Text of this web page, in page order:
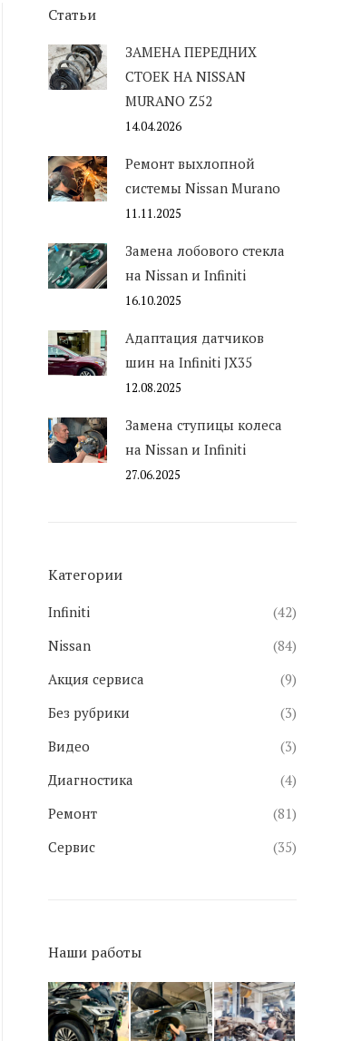
Статьи
ЗАМЕНА ПЕРЕДНИХ
СТОЕК НА NISSAN
MURANO Z52
14.04.2026
Ремонт выхлопной
системы Nissan Murano
11.11.2025
Замена лобового стекла
на Nissan и Infiniti
16.10.2025
Адаптация датчиков
шин на Infiniti JX35
12.08.2025
Замена ступицы колеса
на Nissan и Infiniti
27.06.2025
Категории
Infiniti
(42)
Nissan
(84)
Акция сервиса
(9)
Без рубрики
(3)
Видео
(3)
Диагностика
(4)
Ремонт
(81)
Сервис
(35)
Наши работы